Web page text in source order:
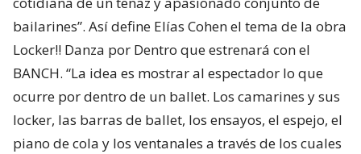
bailarines”. Así define Elías Cohen el tema de la obra
Locker!! Danza por Dentro que estrenará con el
BANCH. “La idea es mostrar al espectador lo que
ocurre por dentro de un ballet. Los camarines y sus
locker, las barras de ballet, los ensayos, el espejo, el
piano de cola y los ventanales a través de los cuales